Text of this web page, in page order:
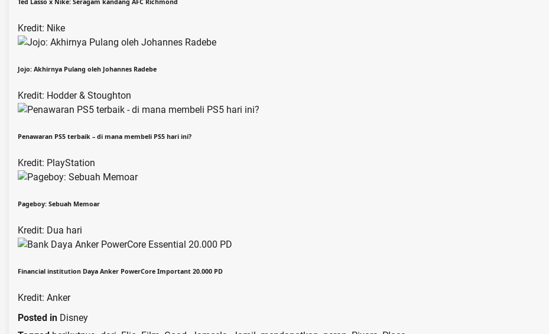
Ted Lasso x Nike: Seragam kandang AFC Richmond
Kredit: Nike
Jojo: Akhirnya Pulang oleh Johannes Radebe
Kredit: Hodder & Stoughton
Penawaran PS5 terbaik – di mana membeli PS5 hari ini?
Kredit: PlayStation
Pageboy: Sebuah Memoar
Kredit: Dua hari
Financial institution Daya Anker PowerCore Important 20.000 PD
Kredit: Anker
Posted in Disney